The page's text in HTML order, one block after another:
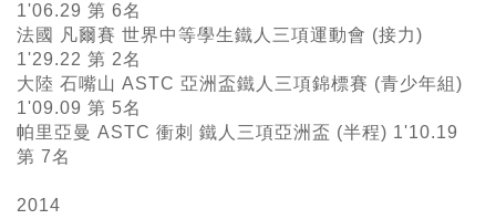
1'06.29 第 6名
法國 凡爾賽 世界中等學生鐵人三項運動會 (接力)
1'29.22 第 2名
大陸 石嘴山 ASTC 亞洲盃鐵人三項錦標賽 (青少年組)
1'09.09 第 5名
帕里亞曼 ASTC 衝刺 鐵人三項亞洲盃 (半程) 1'10.19
第 7名
2014